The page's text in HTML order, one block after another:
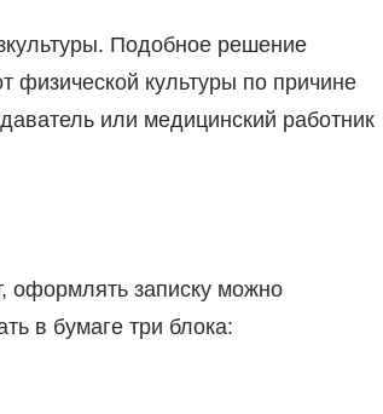
Подобное решение
физической культуры по причине
или медицинский работник
оформлять записку можно
в бумаге три блока: